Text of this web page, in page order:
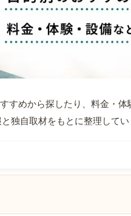
すめから探したり、料金・
独自取材をもとに整理してい